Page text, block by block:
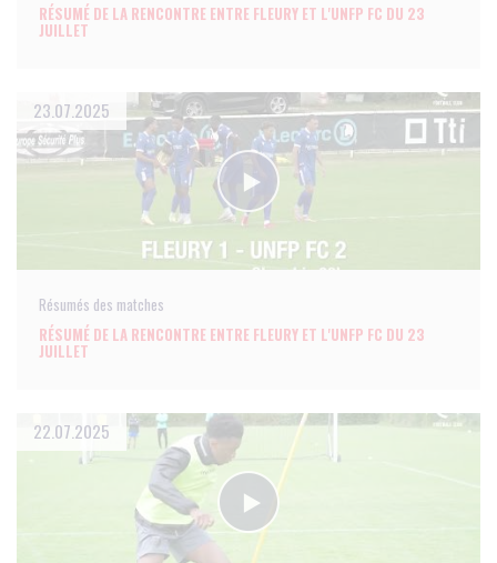
RÉSUMÉ DE LA RENCONTRE ENTRE FLEURY ET L'UNFP FC DU 23
JUILLET
23.07.2025
Résumés des matches
RÉSUMÉ DE LA RENCONTRE ENTRE FLEURY ET L'UNFP FC DU 23
JUILLET
22.07.2025